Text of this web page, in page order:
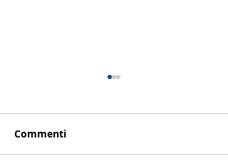
Commenti